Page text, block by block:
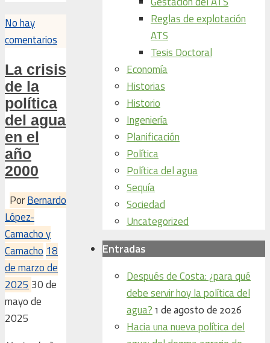
No hay
comentarios
La crisis
de la
política
del agua
en el
año
2000
PorBernardo
López-
Camacho y
Camacho 18
de marzo de
2025 30 de
mayo de
2025
Reglas de explotación
ATS
Tesis Doctoral
Economía
Historias
Historio
Ingeniería
Planificación
Política
Política del agua
Sequía
Sociedad
Uncategorized
Entradas
Después de Costa: ¿para qué
debe servir hoy la política del
agua? 1 de agosto de 2026
Hacia una nueva política del